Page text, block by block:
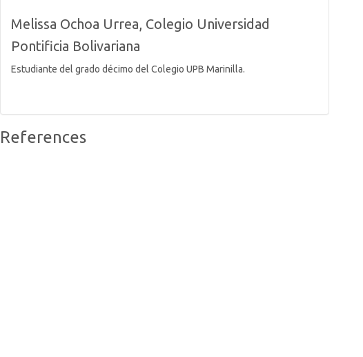
Melissa Ochoa Urrea, Colegio Universidad
Pontificia Bolivariana
Estudiante del grado décimo del Colegio UPB Marinilla.
References